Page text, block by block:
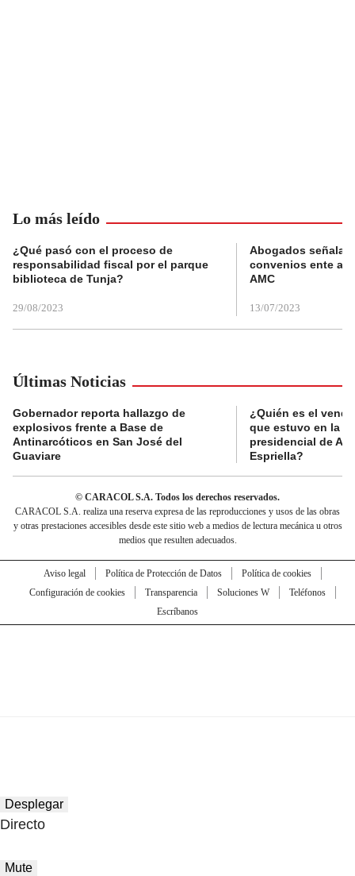
Lo más leído
¿Qué pasó con el proceso de
responsabilidad fiscal por el parque
biblioteca de Tunja?
29/08/2023
Abogados
convenios ente
AMC
13/07/2023
Últimas Noticias
Gobernador reporta hallazgo de
explosivos frente a Base de
Antinarcóticos en San José del
Guaviare
¿Quién es el
que estuvo en la
presidencial de
Espriella?
© CARACOL S.A. Todos los derechos reservados.
CARACOL S.A. realiza una reserva expresa de las reproducciones y usos de las obras
y otras prestaciones accesibles desde este sitio web a medios de lectura mecánica u otros
medios que resulten adecuados.
Aviso legal Política de Protección de Datos
Política de cookies
Configuración de cookies
Transparencia Soluciones W
Teléfonos
Escríbanos
Desplegar
Directo
Mute